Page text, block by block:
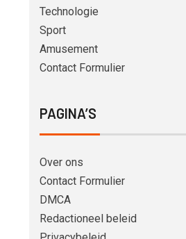
Technologie
Sport
Amusement
Contact Formulier
PAGINA’S
Over ons
Contact Formulier
DMCA
Redactioneel beleid